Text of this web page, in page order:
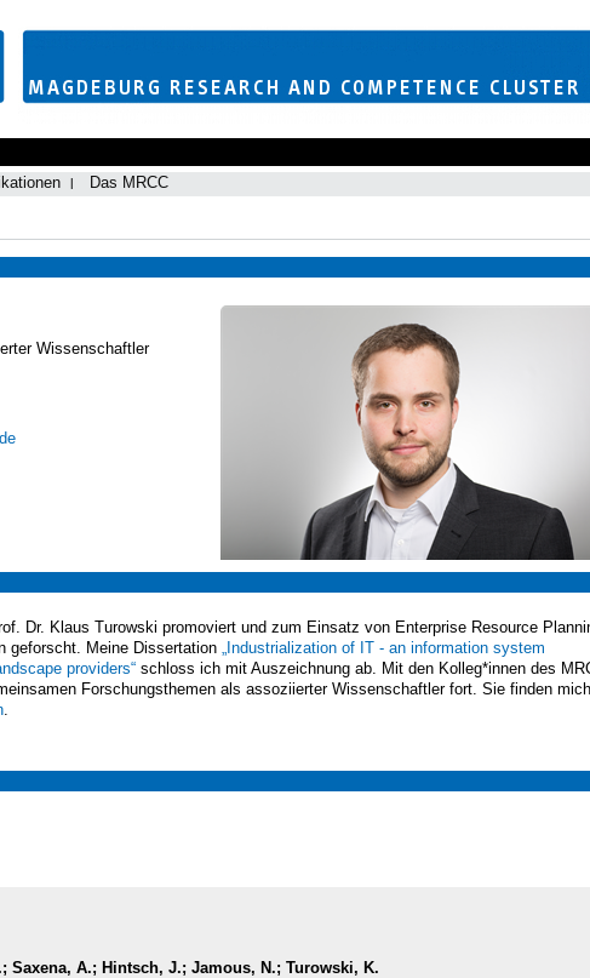
Das MRCC
Wissenschaftler
Dr. Klaus Turowski promoviert und zum Einsatz von Enterprise Resource
geforscht. Meine Dissertation „Industrialization of IT - an information system
providers“ schloss ich mit Auszeichnung ab. Mit den Kolleg*innen des
Forschungsthemen als assoziierter Wissenschaftler fort. Sie finden mich
.
Saxena, A.; Hintsch, J.; Jamous, N.; Turowski, K.